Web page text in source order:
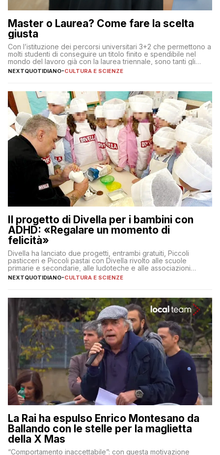
Master o Laurea? Come fare la scelta
giusta
Con l’istituzione dei percorsi universitari 3+2 che permettono a
molti studenti di conseguire un titolo finito e spendibile nel
mondo del lavoro già con la laurea triennale, sono tanti gli
interrogativi che si pongono gli studenti una volta raggiunto
l’obiettivo di primo livello
NEXTQUOTIDIANO-CULTURA E SCIENZE
Il progetto di Divella per i bambini con
ADHD: «Regalare un momento di
felicità»
Divella ha lanciato due progetti, entrambi gratuiti, Piccoli
pasticceri e Piccoli pastai con Divella rivolto alle scuole
primarie e secondarie, alle ludoteche e alle associazioni
pugliesi che si occupano di bambini con ADHD
NEXTQUOTIDIANO-CULTURA E SCIENZE
La Rai ha espulso Enrico Montesano da
Ballando con le stelle per la maglietta
della X Mas
“Comportamento inaccettabile”: con questa motivazione